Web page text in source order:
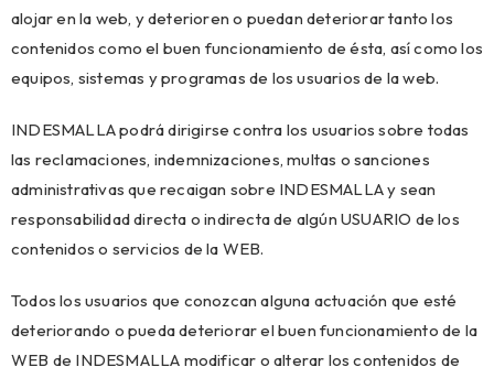
alojar en la web, y deterioren o puedan deteriorar tanto los
contenidos como el buen funcionamiento de ésta, así como los
equipos, sistemas y programas de los usuarios de la web.
INDESMALLA podrá dirigirse contra los usuarios sobre todas
las reclamaciones, indemnizaciones, multas o sanciones
administrativas que recaigan sobre INDESMALLA y sean
responsabilidad directa o indirecta de algún USUARIO de los
contenidos o servicios de la WEB.
Todos los usuarios que conozcan alguna actuación que esté
deteriorando o pueda deteriorar el buen funcionamiento de la
WEB de INDESMALLA modificar o alterar los contenidos de